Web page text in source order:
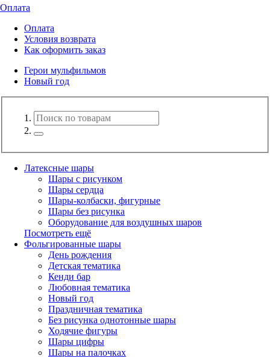
Оплата
Оплата
Условия возврата
Как оформить заказ
Герои мульфильмов
Новый год
Латексные шары
Шары с рисунком
Шары сердца
Шары-колбаски, фигурные
Шары без рисунка
Оборудование для воздушных шаров
Посмотреть ещё
Фольгированные шары
День рождения
Детская тематика
Кенди бар
Любовная тематика
Новый год
Праздничная тематика
Без рисунка однотонные шары
Ходячие фигуры
Шары цифры
Шары на палочках